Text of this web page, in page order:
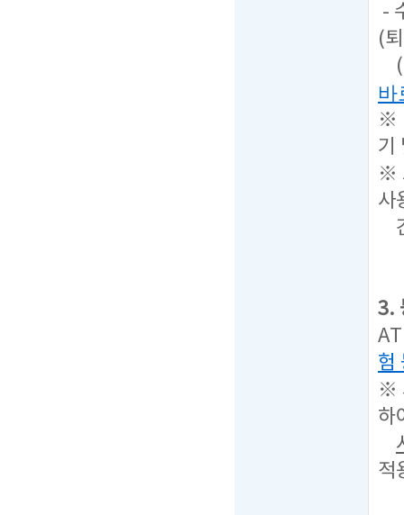
-
(
(
바
※
기
※
사
3.
험
※
하
적